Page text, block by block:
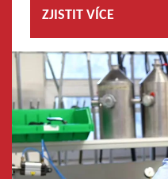
ZJISTIT VÍCE